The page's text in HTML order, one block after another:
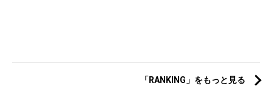
「RANKING」をもっと見る